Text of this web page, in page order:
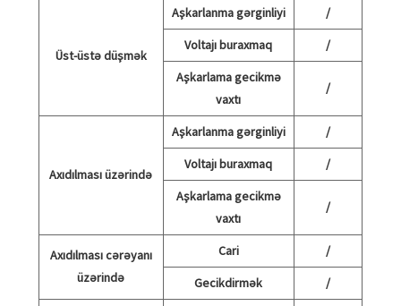
Üst-üstə düşmək
Aşkarlanma gərginliyi
/
Voltajı buraxmaq
/
Aşkarlama gecikmə
vaxtı
/
Axıdılması üzərində
Aşkarlanma gərginliyi
/
Voltajı buraxmaq
/
Aşkarlama gecikmə
vaxtı
/
Axıdılması cərəyanı
üzərində
Cari
/
Gecikdirmək
/